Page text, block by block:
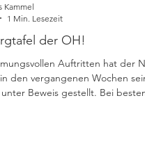
der OH!
Auftritten hat der
den vergangenen Wochen
Beweis gestellt. Bei
Kammel
1 Min. Lesezeit